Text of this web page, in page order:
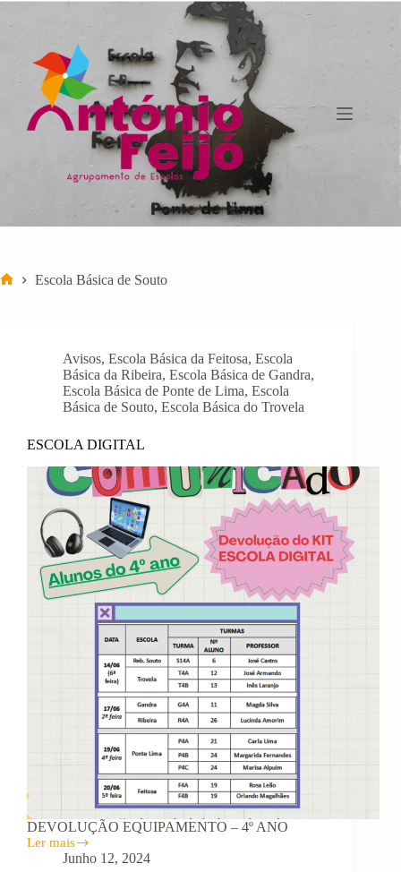
Pular
para
conteúdo
Escola Básica de Souto
Avisos, Escola Básica da Feitosa, Escola
Básica da Ribeira, Escola Básica de Gandra,
Escola Básica de Ponte de Lima, Escola
Básica de Souto, Escola Básica do Trovela
ESCOLA DIGITAL
DEVOLUÇÃO EQUIPAMENTO – 4º ANO
Ler mais
ESCOLA
DIGITALJunho 12, 2024